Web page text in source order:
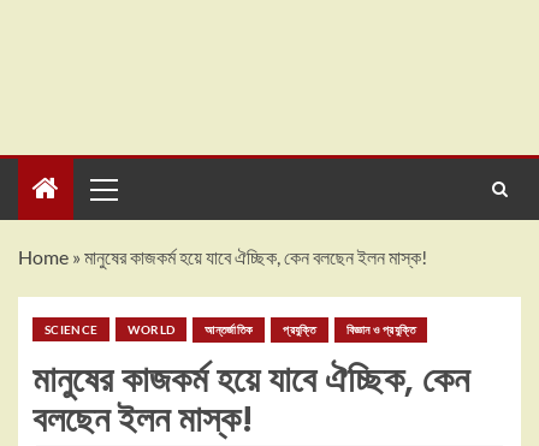
Home » মানুষের কাজকর্ম হয়ে যাবে ঐচ্ছিক, কেন বলছেন ইলন মাস্ক!
SCIENCE WORLD আন্তর্জাতিক প্রযুক্তি বিজ্ঞান ও প্রযুক্তি
মানুষের কাজকর্ম হয়ে যাবে ঐচ্ছিক, কেন
বলছেন ইলন মাস্ক!